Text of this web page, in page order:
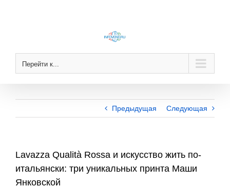
Перейти к...
Предыдущая Следующая
Lavazza Qualità Rossa и искусство жить по-
итальянски: три уникальных принта Маши
Янковской